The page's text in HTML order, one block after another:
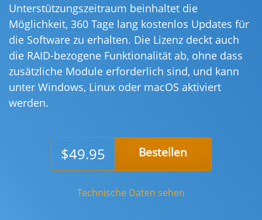
Unterstützungszeitraum beinhaltet die
Möglichkeit, 360 Tage lang kostenlos Updates für
die Software zu erhalten. Die Lizenz deckt auch
die RAID-bezogene Funktionalität ab, ohne dass
zusätzliche Module erforderlich sind, und kann
unter Windows, Linux oder macOS aktiviert
werden.
$49.95 Bestellen
Technische Daten sehen